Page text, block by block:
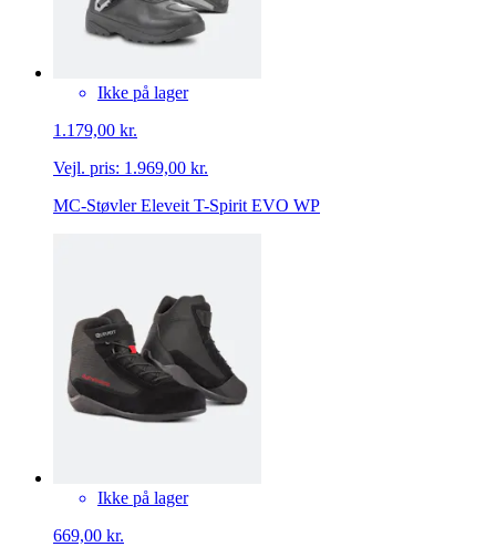
Ikke på lager
1.179,00 kr.
Vejl. pris: 1.969,00 kr.
MC-Støvler Eleveit T-Spirit EVO WP
Ikke på lager
669,00 kr.